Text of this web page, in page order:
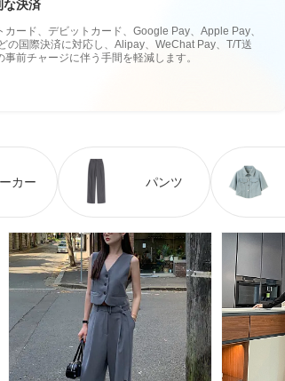
な決済
カード、デビットカード、Google Pay、Apple Pay、
の国際決済に対応し、Alipay、WeChat Pay、T/T送
事前チャージに伴う手間を軽減します。
カー パンツ